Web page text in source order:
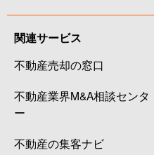
関連サービス
不動産売却の窓口
不動産業界M&A相談センタ
ー
不動産の集客ナビ